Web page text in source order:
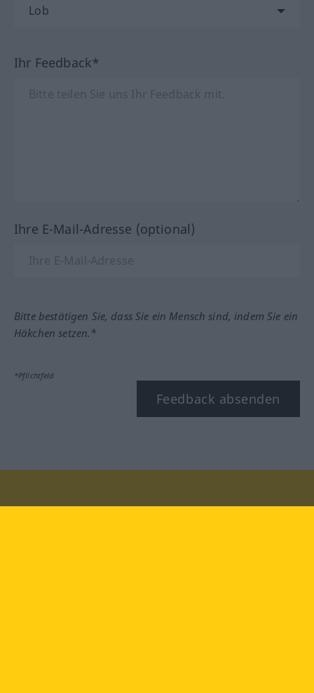
Ihr Feedback*
Ihre E-Mail-Adresse (optional)
Bitte bestätigen Sie, dass Sie ein Mensch sind, indem Sie ein
Häkchen setzen.*
*Pflichtfeld
Feedback absenden